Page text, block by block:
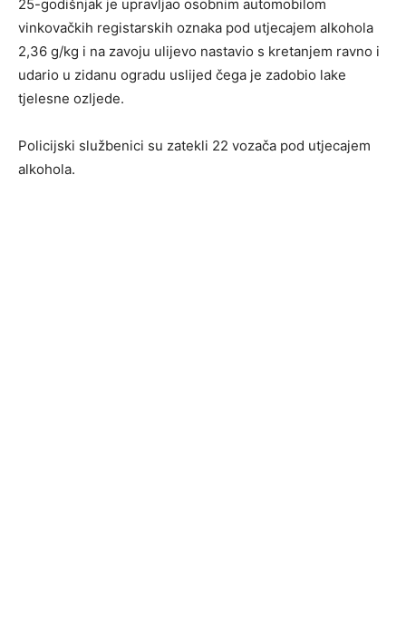
25-godišnjak je upravljao osobnim automobilom
vinkovačkih registarskih oznaka pod utjecajem alkohola
2,36 g/kg i na zavoju ulijevo nastavio s kretanjem ravno i
udario u zidanu ogradu uslijed čega je zadobio lake
tjelesne ozljede.
Policijski službenici su zatekli 22 vozača pod utjecajem
alkohola.